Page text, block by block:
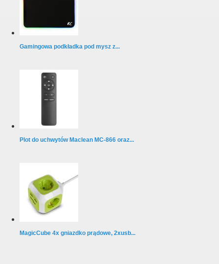
Gamingowa podkładka pod mysz z...
Plot do uchwytów Maclean MC-866 oraz...
MagicCube 4x gniazdko prądowe, 2xusb...